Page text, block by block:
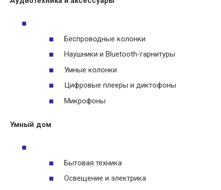
Беспроводные колонки
Наушники и Bluetooth-гарнитуры
Умные колонки
Цифровые плееры и диктофоны
Микрофоны
Умный дом
Бытовая техника
Освещение и электрика